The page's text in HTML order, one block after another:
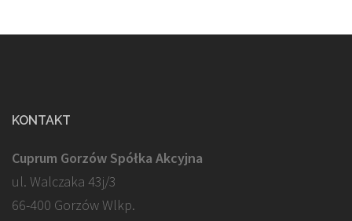
KONTAKT
Cuprum Gorzów Spółka Akcyjna
ul. Walczaka 43j/3
66-400 Gorzów Wlkp.